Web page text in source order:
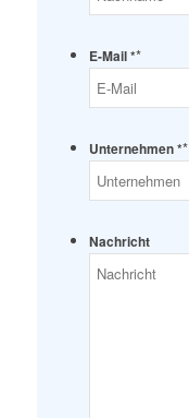
E-Mail **
Unternehmen **
Nachricht